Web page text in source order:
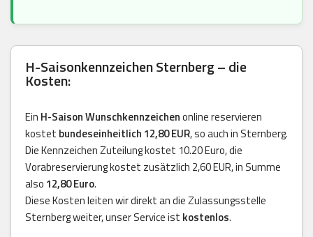
H-Saisonkennzeichen Sternberg – die
Kosten:
Ein H-Saison Wunschkennzeichenonline reservieren
kostet bundeseinheitlich 12,80 EUR, so auch in Sternberg.
Die Kennzeichen Zuteilung kostet 10.20 Euro, die
Vorabreservierung kostet zusätzlich 2,60 EUR, in Summe
also 12,80 Euro.
Diese Kosten leiten wir direkt an die Zulassungsstelle
Sternberg weiter, unser Service ist kostenlos.